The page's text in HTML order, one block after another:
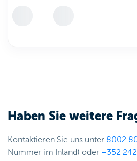
Haben Sie weitere
Kontaktieren Sie uns unter 8002
Nummer im Inland) oder +352